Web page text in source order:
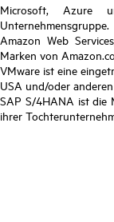
Microsoft, Azure
Unternehmensgruppe.
Amazon Web
Marken von
VMware ist eine
USA und/oder
SAP S/4HANA ist die
ihrer